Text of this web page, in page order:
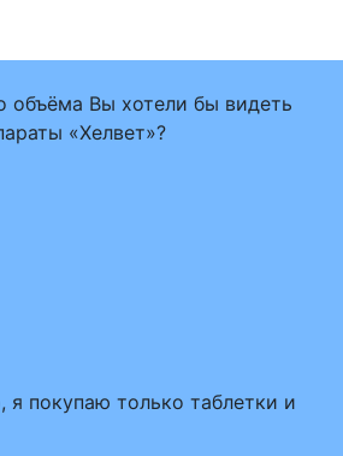
объёма Вы хотели бы видеть
«Хелвет»?
я покупаю только таблетки и